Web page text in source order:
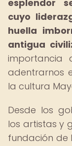
esplendor
cuyo
huella
antigua
importancia
adentrarnos
la cultura
Desde los
los artistas y
fundación de